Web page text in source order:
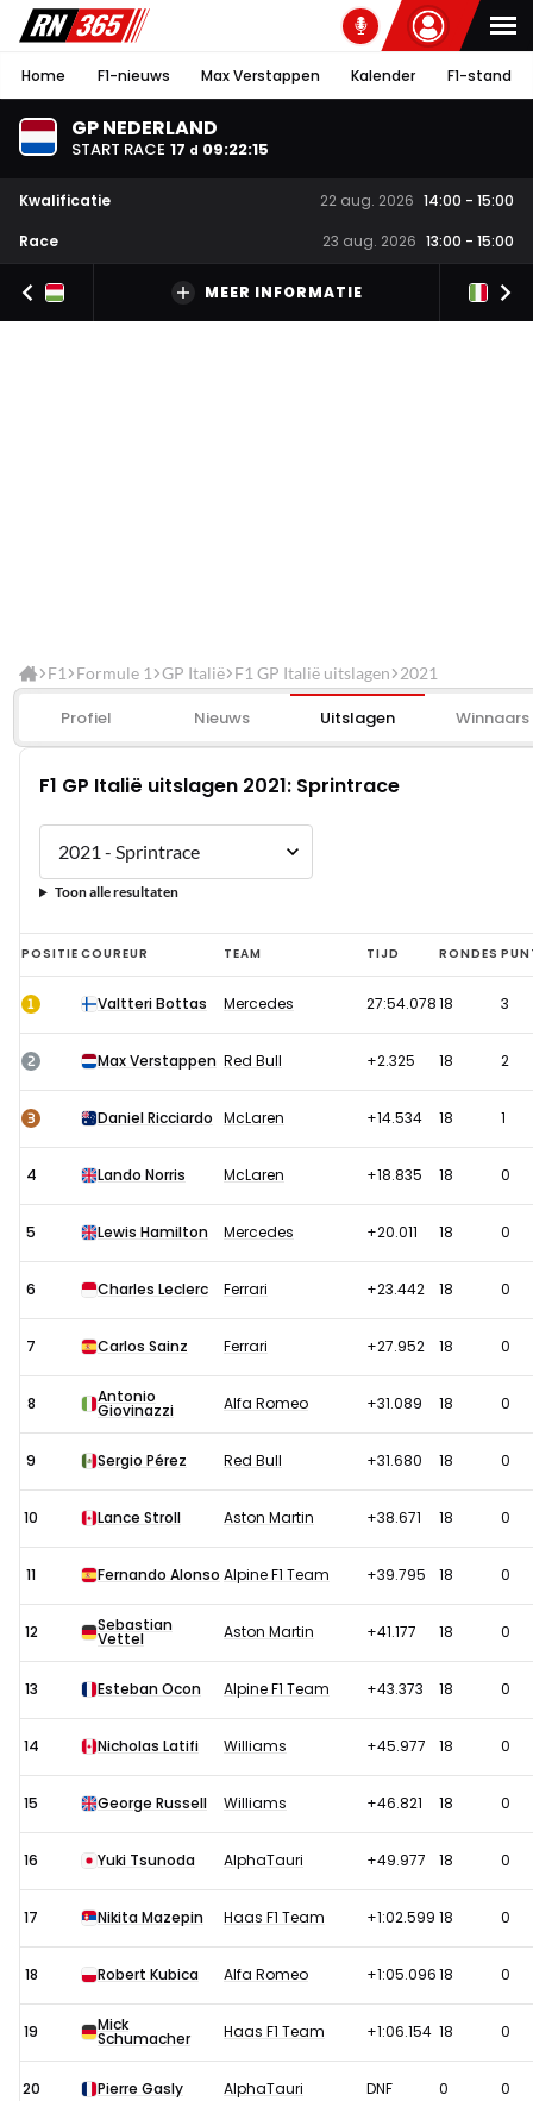
Home F1-nieuws Max Verstappen Kalender F1-stand
GP NEDERLAND
START RACE 17 d 09:22:15
Kwalificatie 22 aug. 2026 14:00 - 15:00
Race
23 aug. 2026 13:00 - 15:00
MEER INFORMATIE
F1 Formule 1 GP Italië F1 GP Italië uitslagen 2021
Profiel Nieuws Uitslagen Winnaars
F1 GP Italië uitslagen 2021: Sprintrace
Toon alle resultaten
F1
GP
Italië
uitslagen
Sprintrace
POSITIE COUREUR TEAM TIJD RONDES
1 Valtteri Bottas Mercedes 27:54.07818 3
2 Max Verstappen Red Bull +2.325 18 2
3 Daniel Ricciardo McLaren +14.534 18 1
4 Lando Norris McLaren +18.835 18 0
5 Lewis Hamilton Mercedes +20.011 18 0
6 Charles Leclerc Ferrari +23.442 18 0
7 Carlos Sainz Ferrari +27.952 18 0
8 Antonio
Giovinazzi Alfa Romeo +31.089 18 0
9 Sergio Pérez Red Bull +31.680 18 0
10 Lance Stroll Aston Martin +38.671 18 0
11 Fernando Alonso Alpine F1 Team +39.795 18 0
12 Sebastian
Vettel Aston Martin +41.177 18 0
13 Esteban Ocon Alpine F1 Team +43.373 18 0
14 Nicholas Latifi Williams +45.977 18 0
15 George Russell Williams +46.821 18 0
16 Yuki Tsunoda AlphaTauri +49.977 18 0
17 Nikita Mazepin Haas F1 Team +1:02.599 18 0
18 Robert Kubica Alfa Romeo +1:05.09618 0
19 Mick
Schumacher Haas F1 Team +1:06.154 18 0
20 Pierre Gasly AlphaTauri DNF 0 0